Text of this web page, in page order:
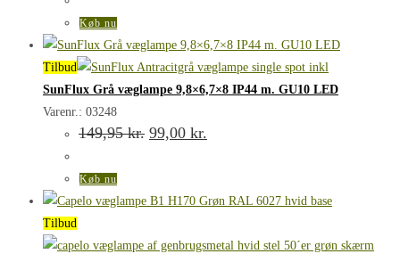
149,95 kr..99,00 kr..
Køb nu
Tilbud
SunFlux Grå væglampe 9,8×6,7×8 IP44 m. GU10 LED
Varenr.: 03248
149,95kr. Den
oprindelige
149,95 kr..
99,00 kr.
aktuelle
99,00 kr..
Køb nu
Tilbud